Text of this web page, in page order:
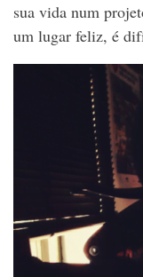
sua vida num
um lugar feliz, é